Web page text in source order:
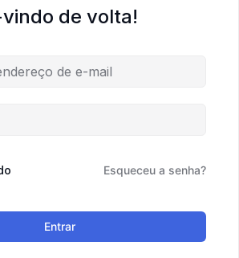
de volta!
Esqueceu a senha?
Entrar